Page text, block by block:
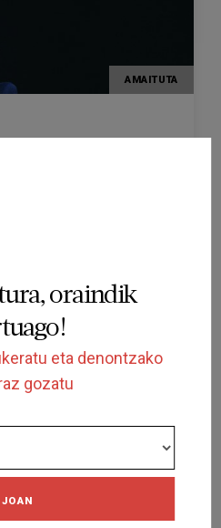
oraindik
eta denontzako
gozatu
JOAN
AMAITUTA